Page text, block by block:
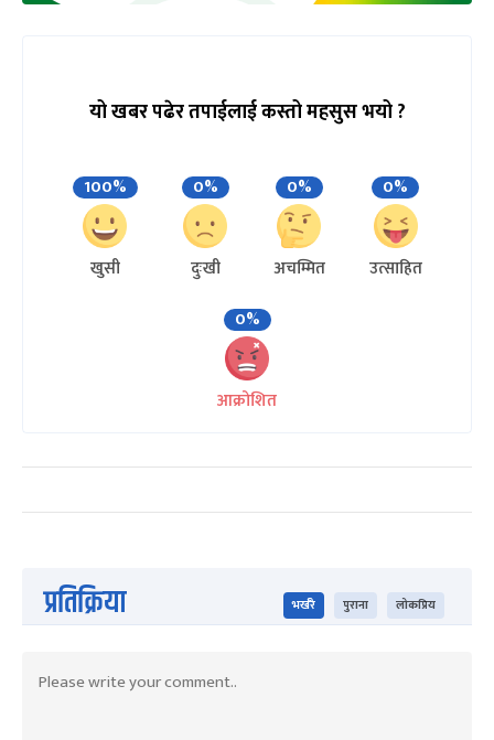
यो खबर पढेर तपाईलाई कस्तो महसुस भयो ?
100%
खुसी
0%
दुःखी
0%
अचम्मित
0%
उत्साहित
0%
आक्रोशित
प्रतिक्रिया भर्खरै पुराना लोकप्रिय